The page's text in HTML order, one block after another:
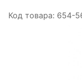
Код товара: 654-